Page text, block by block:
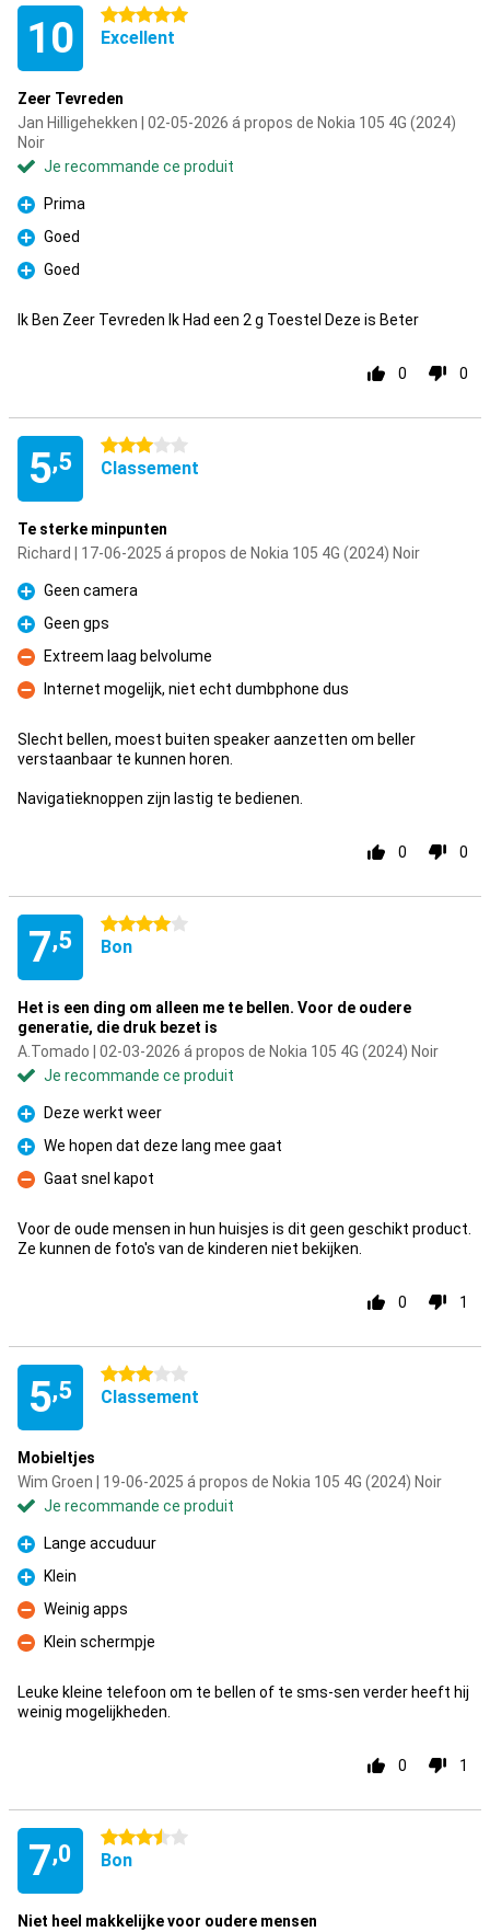
10 5 étoiles
Excellent
Zeer Tevreden
Jan Hilligehekken | 02-05-2026 á propos de Nokia 105 4G (2024)
Noir
Je recommande ce produit
Pour
Prima
Pour
Goed
Pour
Goed
Ik Ben Zeer Tevreden Ik Had een 2 g Toestel Deze is Beter
0 0
5,5
3 étoiles
Classement
Te sterke minpunten
Richard | 17-06-2025 á propos de Nokia 105 4G (2024) Noir
Pour
Geen camera
Pour
Geen gps
Contre
Extreem laag belvolume
Contre
Internet mogelijk, niet echt dumbphone dus
Slecht bellen, moest buiten speaker aanzetten om beller
verstaanbaar te kunnen horen.
Navigatieknoppen zijn lastig te bedienen.
0 0
7,5
4 étoiles
Bon
Het is een ding om alleen me te bellen. Voor de oudere
generatie, die druk bezet is
A.Tomado | 02-03-2026 á propos de Nokia 105 4G (2024) Noir
Je recommande ce produit
Pour
Deze werkt weer
Pour
We hopen dat deze lang mee gaat
Contre
Gaat snel kapot
Voor de oude mensen in hun huisjes is dit geen geschikt product.
Ze kunnen de foto's van de kinderen niet bekijken.
0 1
5,5
3 étoiles
Classement
Mobieltjes
Wim Groen | 19-06-2025 á propos de Nokia 105 4G (2024) Noir
Je recommande ce produit
Pour
Lange accuduur
Pour
Klein
Contre
Weinig apps
Contre
Klein schermpje
Leuke kleine telefoon om te bellen of te sms-sen verder heeft hij
weinig mogelijkheden.
0 1
7,0
3.5 étoiles
Bon
Niet heel makkelijke voor oudere mensen